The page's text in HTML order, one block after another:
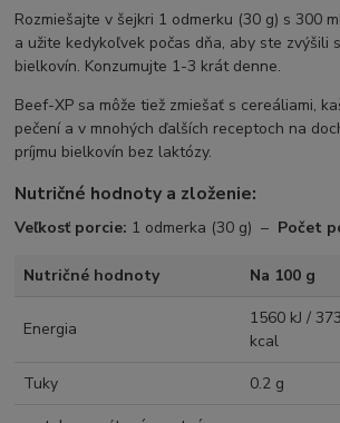
Rozmiešajte v šejkri 1 odmerku (30 g) s 300
a užite kedykoľvek počas dňa, aby ste zvýšili
bielkovín. Konzumujte 1-3 krát denne.
Beef-XP sa môže tiež zmiešať s cereáliami,
pečení a v mnohých ďalších receptoch na
príjmu bielkovín bez laktózy.
Nutričné hodnoty a zloženie:
Veľkosť porcie: 1 odmerka (30 g) – Počet
Nutričné hodnoty Na 100 g
Energia
1560 kJ / 373
kcal
Tuky
0.2 g